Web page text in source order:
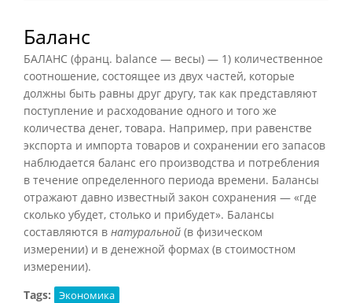
Баланс
БАЛАНС (франц. balance — весы) — 1) количественное
соотношение, состоящее из двух частей, которые
должны быть равны друг другу, так как представляют
поступление и расходование одного и того же
количества денег, товара. Например, при равенстве
экспорта и импорта товаров и сохранении его запасов
наблюдается баланс его производства и потребления
в течение определенного периода времени. Балансы
отражают давно известный закон сохранения — «где
сколько убудет, столько и прибудет». Балансы
составляются в натуральной (в физическом
измерении) и в денежной формах (в стоимостном
измерении).
Tags:
Экономика